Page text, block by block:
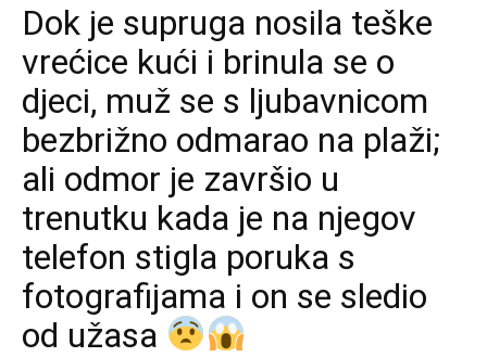
Dok je supruga nosila teške
vrećice kući i brinula se o
djeci, muž se s ljubavnicom
bezbrižno odmarao na plaži;
ali odmor je završio u
trenutku kada je na njegov
telefon stigla poruka s
fotografijama i on se sledio
od užasa